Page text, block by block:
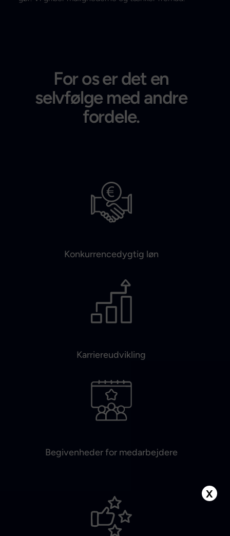
For os er det en
selvfølge med andre
fordele.
Konkurrencedygtig løn
Karriereudvikling
Begivenheder for medarbejdere
X